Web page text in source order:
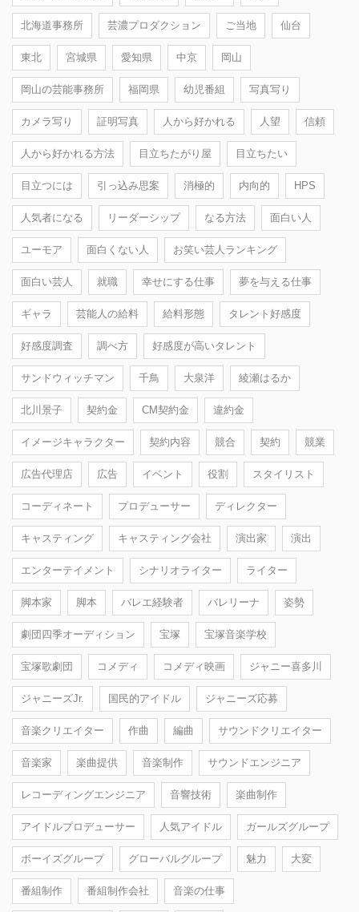
北海道事務所 芸濃プロダクション ご当地 仙台
東北 宮城県 愛知県 中京 岡山
岡山の芸能事務所 福岡県 幼児番組 写真写り
カメラ写り 証明写真 人から好かれる 人望 信頼
人から好かれる方法 目立ちたがり屋 目立ちたい
目立つには 引っ込み思案 消極的 内向的 HPS
人気者になる リーダーシップ なる方法 面白い人
ユーモア 面白くない人 お笑い芸人ランキング
面白い芸人 就職 幸せにする仕事 夢を与える仕事
ギャラ 芸能人の給料 給料形態 タレント好感度
好感度調査 調べ方 好感度が高いタレント
サンドウィッチマン 千鳥 大泉洋 綾瀬はるか
北川景子 契約金 CM契約金 違約金
イメージキャラクター 契約内容 競合 契約 競業
広告代理店 広告 イベント 役割 スタイリスト
コーディネート プロデューサー ディレクター
キャスティング キャスティング会社 演出家 演出
エンターテイメント シナリオライター ライター
脚本家 脚本 バレエ経験者 バレリーナ 姿勢
劇団四季オーディション 宝塚 宝塚音楽学校
宝塚歌劇団 コメディ コメディ映画 ジャニー喜多川
ジャニーズJr. 国民的アイドル ジャニーズ応募
音楽クリエイター 作曲 編曲 サウンドクリエイター
音楽家 楽曲提供 音楽制作 サウンドエンジニア
レコーディングエンジニア 音響技術 楽曲制作
アイドルプロデューサー 人気アイドル ガールズグループ
ボーイズグループ グローバルグループ 魅力 大変
番組制作 番組制作会社 音楽の仕事